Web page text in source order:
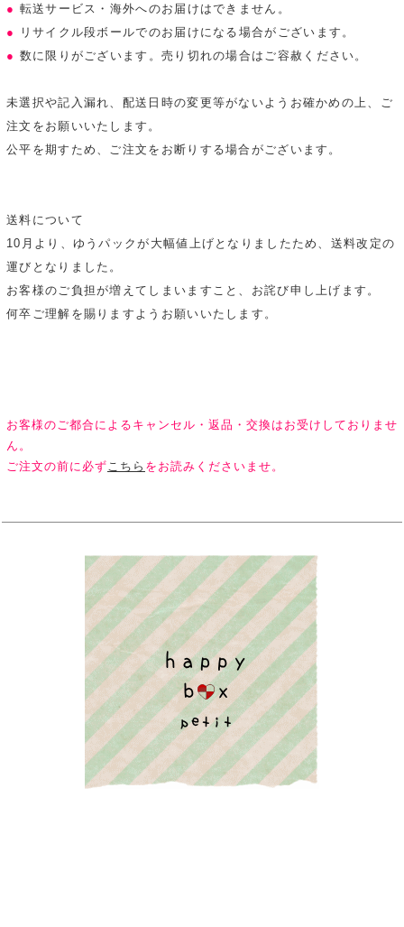
● 転送サービス・海外へのお届けはできません。
●
リサイクル段ボールでのお届けになる場合がございます。
● 数に限りがございます。売り切れの場合はご容赦ください。
未選択や記入漏れ、配送日時の変更等がないようお確かめの上、ご
注文をお願いいたします。
公平を期すため、ご注文をお断りする場合がございます。
送料について
10月より、ゆうパックが大幅値上げとなりましたため、送料改定の
運びとなりました。
お客様のご負担が増えてしまいますこと、お詫び申し上げます。
何卒ご理解を賜りますようお願いいたします。
お客様のご都合によるキャンセル・返品・交換はお受けしておりませ
ん。
ご注文の前に必ずこちら をお読みくださいませ。